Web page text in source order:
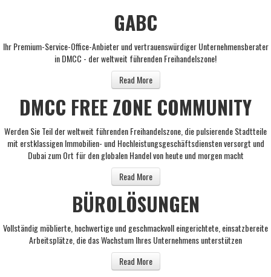
GABC
Ihr Premium-Service-Office-Anbieter und vertrauenswürdiger Unternehmensberater
in DMCC - der weltweit führenden Freihandelszone!
Read More
DMCC FREE ZONE COMMUNITY
Werden Sie Teil der weltweit führenden Freihandelszone, die pulsierende Stadtteile
mit erstklassigen Immobilien- und Hochleistungsgeschäftsdiensten versorgt und
Dubai zum Ort für den globalen Handel von heute und morgen macht
Read More
BÜROLÖSUNGEN
Vollständig möblierte, hochwertige und geschmackvoll eingerichtete, einsatzbereite
Arbeitsplätze, die das Wachstum Ihres Unternehmens unterstützen
Read More